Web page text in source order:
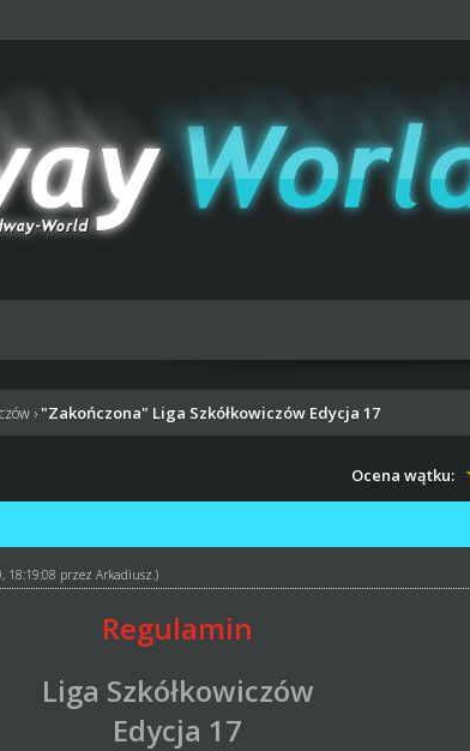
› "Zakończona" Liga Szkółkowiczów Edycja 17
Ocena wątku:
18:19:08 przez Arkadiusz.)
Regulamin
Liga Szkółkowiczów
Edycja 17